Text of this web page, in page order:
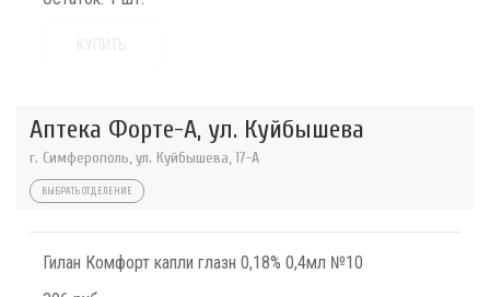
Аптека Форте-А, ул. Куйбышева
г. Симферополь, ул. Куйбышева, 17-А
ВЫБРАТЬ ОТДЕЛЕНИЕ
Гилан Комфорт капли глазн 0,18% 0,4мл №10